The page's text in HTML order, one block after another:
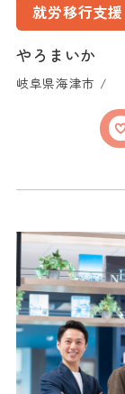
就労移行支援
やろまいか
岐阜県海津市 /